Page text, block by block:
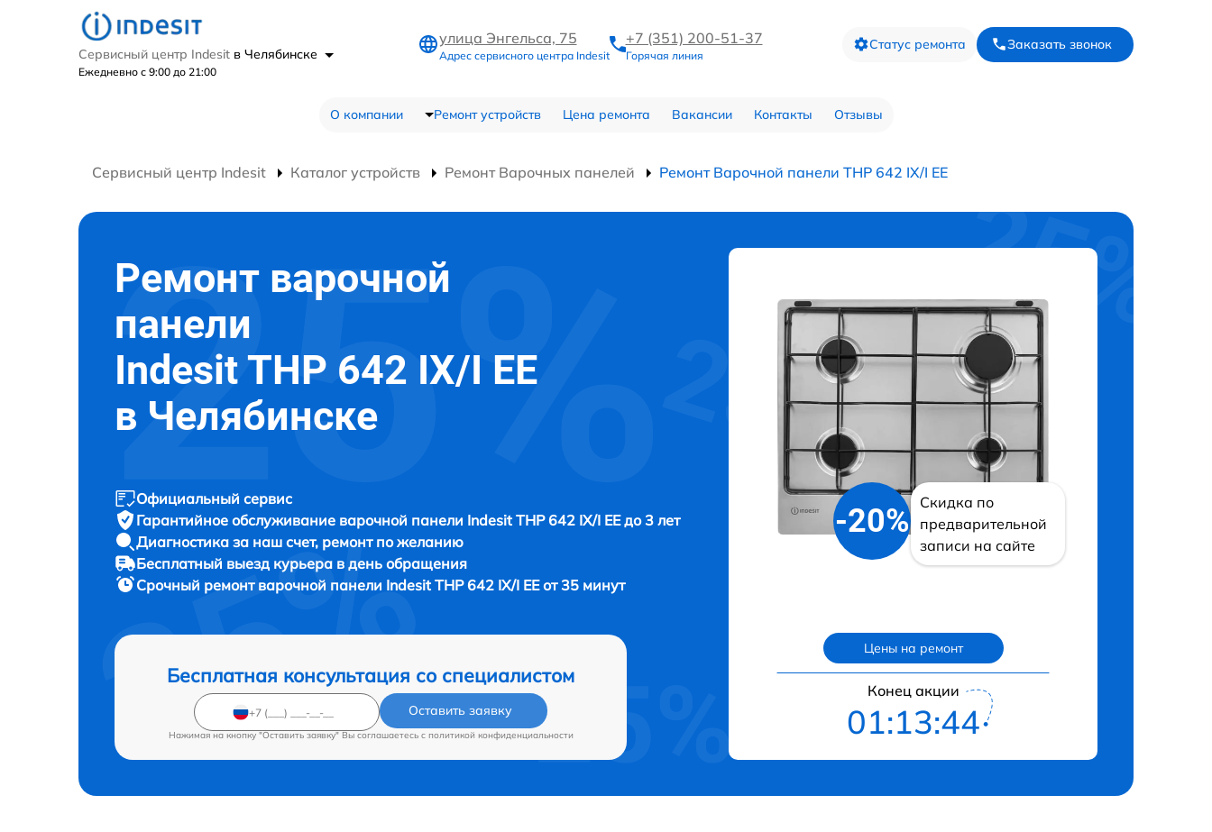
Сервисный центр Indesit в Челябинске
Ежедневно с 9:00 до 21:00
улица Энгельса, 75
Адрес сервисного центра Indesit
+7 (351) 200-51-37
Горячая линия
Статус ремонта Заказать звонок
О компании Ремонт устройств Цена ремонта Вакансии Контакты Отзывы
Сервисный центр Indesit Каталог устройств Ремонт Варочных панелей Ремонт Варочной панели THP 642 IX/I EE
Ремонт варочной
панели
Indesit THP 642 IX/I EE
в Челябинске
Официальный сервис
Гарантийное обслуживание варочной панели Indesit THP 642 IX/I EE до 3 лет
Диагностика за наш счет, ремонт по желанию
Бесплатный выезд курьера в день обращения
Срочный ремонт варочной панели Indesit THP 642 IX/I EE от 35 минут
Бесплатная консультация со специалистом
Оставить заявку
Нажимая на кнопку "Оставить заявку" Вы соглашаетесь c политикой конфиденциальности
-20%
Скидка по
предварительной
записи на сайте
Цены на ремонт
Конец акции
01:13:43